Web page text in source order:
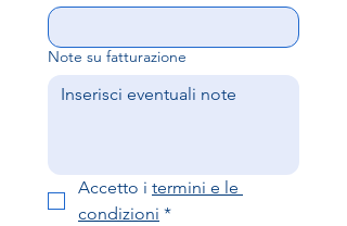
Note su fatturazione
Accetto i termini e le
condizioni *